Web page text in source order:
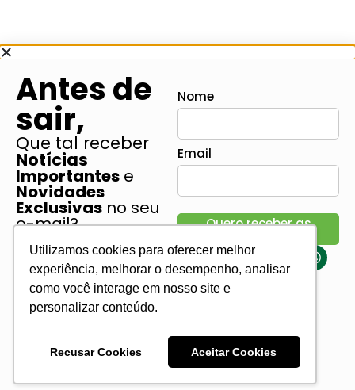
Utilizamos cookies para oferecer melhor
experiência, melhorar o desempenho, analisar
como você interage em nosso site e
personalizar conteúdo.
Recusar Cookies Aceitar Cookies
Antes de
sair,
Que tal receber
Notícias
Importantes e
Novidades
Exclusivas no seu
e-mail?
Assine a nossa
Newsletter!
só o que realmente importa
Nome
Email
Quero receber as